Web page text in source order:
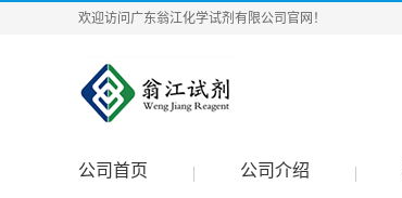
欢迎访问广东翁江化学试剂有限公司官网！
公司首页 公司介绍